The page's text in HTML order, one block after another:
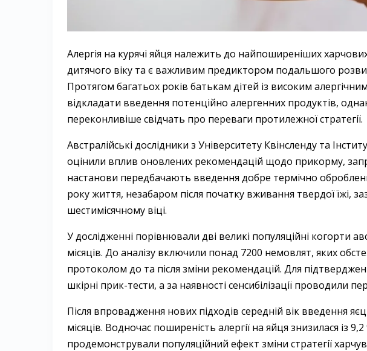
Алергія на курячі яйця належить до найпоширеніших
дитячого віку та є важливим предиктором подальшого
Протягом багатьох років батькам дітей із високим
відкладати введення потенційно алергенних продуктів, однак
переконливіше свідчать про переваги протилежної стратегії.
Австралійські дослідники з Університету Квінсленду та
оцінили вплив оновлених рекомендацій щодо прикорму,
настанови передбачають введення добре термічно
року життя, незабаром після початку вживання твердої їжі,
шестимісячному віці.
У дослідженні порівнювали дві великі популяційні когорти
місяців. До аналізу включили понад 7200 немовлят, яких
протоколом до та після зміни рекомендацій. Для
шкірні прик-тести, а за наявності сенсибілізації проводили
Після впровадження нових підходів середній вік введення
місяців. Водночас поширеність алергії на яйця знизилася із
продемонстрували популяційний ефект зміни стратегії